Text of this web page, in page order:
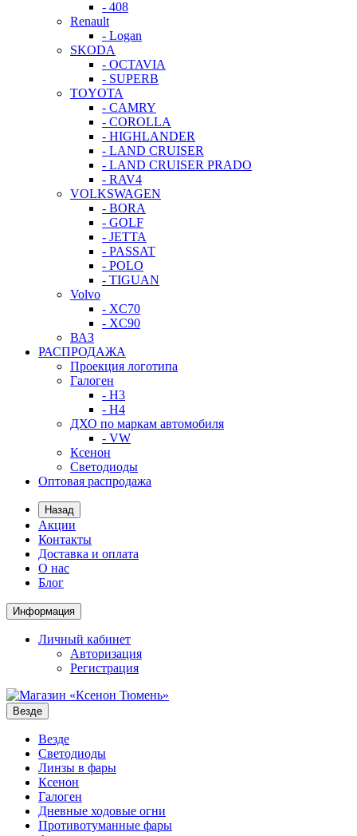
- 408
Renault
- Logan
SKODA
- OCTAVIA
- SUPERB
TOYOTA
- CAMRY
- COROLLA
- HIGHLANDER
- LAND CRUISER
- LAND CRUISER PRADO
- RAV4
VOLKSWAGEN
- BORA
- GOLF
- JETTA
- PASSAT
- POLO
- TIGUAN
Volvo
- XC70
- XC90
ВАЗ
РАСПРОДАЖА
Проекция логотипа
Галоген
- H3
- H4
ДХО по маркам автомобиля
- VW
Ксенон
Светодиоды
Оптовая распродажа
Назад
Акции
Контакты
Доставка и оплата
О нас
Блог
Информация
Личный кабинет
Авторизация
Регистрация
Везде
Везде
Светодиоды
Линзы в фары
Ксенон
Галоген
Дневные ходовые огни
Противотуманные фары